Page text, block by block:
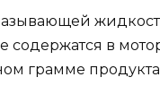
в
грамме